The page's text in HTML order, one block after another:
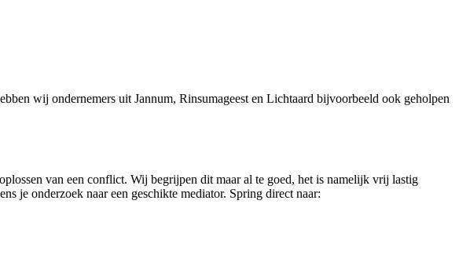
wij ondernemers uit Jannum, Rinsumageest en Lichtaard bijvoorbeeld ook geholpen
van een conflict. Wij begrijpen dit maar al te goed, het is namelijk vrij lastig
je onderzoek naar een geschikte mediator. Spring direct naar: